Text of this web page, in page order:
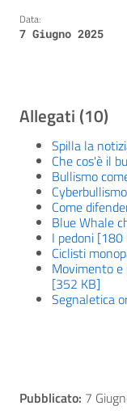
Data:
7 Giugno 2025
Allegati (10)
Spilla la
Che cos'è il
Bullismo
Come
Blue Whale
I pedoni [180
Ciclisti
Movimento e
[352 KB]
Segnaletica
Pubblicato: 7